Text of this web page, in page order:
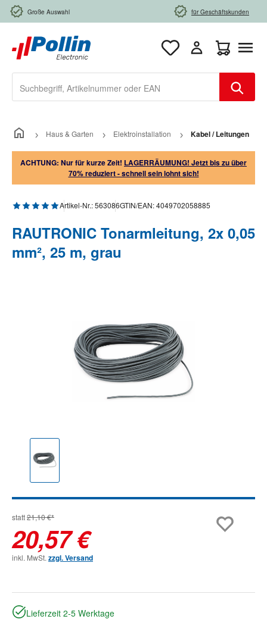
Zum Hauptinhalt springen
Große Auswahl für Geschäftskunden
Haus & Garten Elektroinstallation Kabel / Leitungen
ACHTUNG: Nur für kurze Zeit! LAGERRÄUMUNG! Jetzt bis zu über
70% reduziert - schnell sein lohnt sich!
Durchschnittliche Bewertung von 5 von 5 Sternen
Artikel-Nr.:563086GTIN/EAN:4049702058885
RAUTRONIC Tonarmleitung, 2x 0,05
mm², 25 m, grau
statt21,10 €*
20,57 €
inkl. MwSt. zzgl. Versand
Lieferzeit 2-5 Werktage